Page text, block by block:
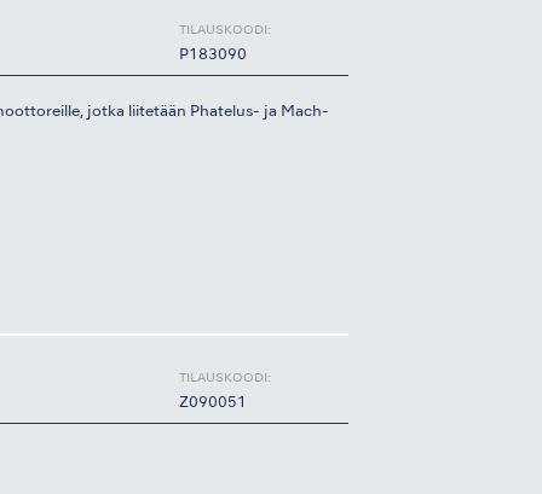
TILAUSKOODI:
P183090
jotka liitetään Phatelus- ja Mach-
TILAUSKOODI:
Z090051